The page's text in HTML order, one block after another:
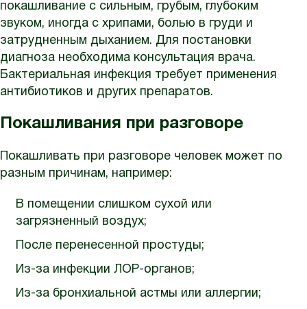
покашливание с сильным, грубым, глубоким
звуком, иногда с хрипами, болью в груди и
затрудненным дыханием. Для постановки
диагноза необходима консультация врача.
Бактериальная инфекция требует применения
антибиотиков и других препаратов.
Покашливания при разговоре
Покашливать при разговоре человек может по
разным причинам, например:
В помещении слишком сухой или
загрязненный воздух;
После перенесенной простуды;
Из-за инфекции ЛОР-органов;
Из-за бронхиальной астмы или аллергии;